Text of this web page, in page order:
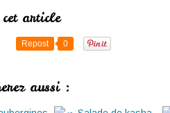
article
Repost 0
aussi :